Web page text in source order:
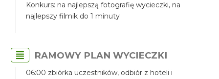
Konkurs: na najlepszą fotografię wycieczki, na
najlepszy filmik do 1 minuty
RAMOWY PLAN WYCIECZKI
06:00 zbiórka uczestników, odbiór z hoteli i